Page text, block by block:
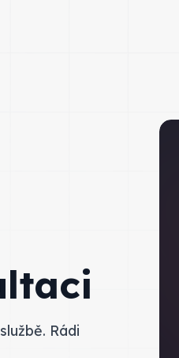
Rádi